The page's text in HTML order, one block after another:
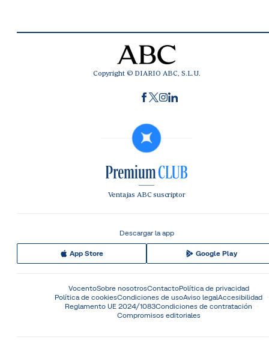
Copyright © DIARIO ABC, S.L.U.
Ventajas ABC suscriptor
Descargar la app
App Store Google Play
VocentoSobre nosotrosContactoPolítica de privacidad
Política de cookiesCondiciones de usoAviso legalAccesibilidad
Reglamento UE 2024/1083Condiciones de contratación
Compromisos editoriales